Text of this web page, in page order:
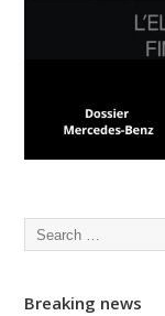
Breaking news